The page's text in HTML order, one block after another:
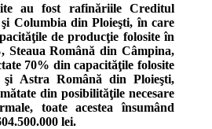
au fost rafinăriile Creditul
Columbia din Ploieşti, în care
de producţie folosite în
Steaua Română din Câmpina,
70% din capacităţile folosite
Astra Română din Ploieşti,
din posibilităţile necesare
toate acestea însumând
lei.